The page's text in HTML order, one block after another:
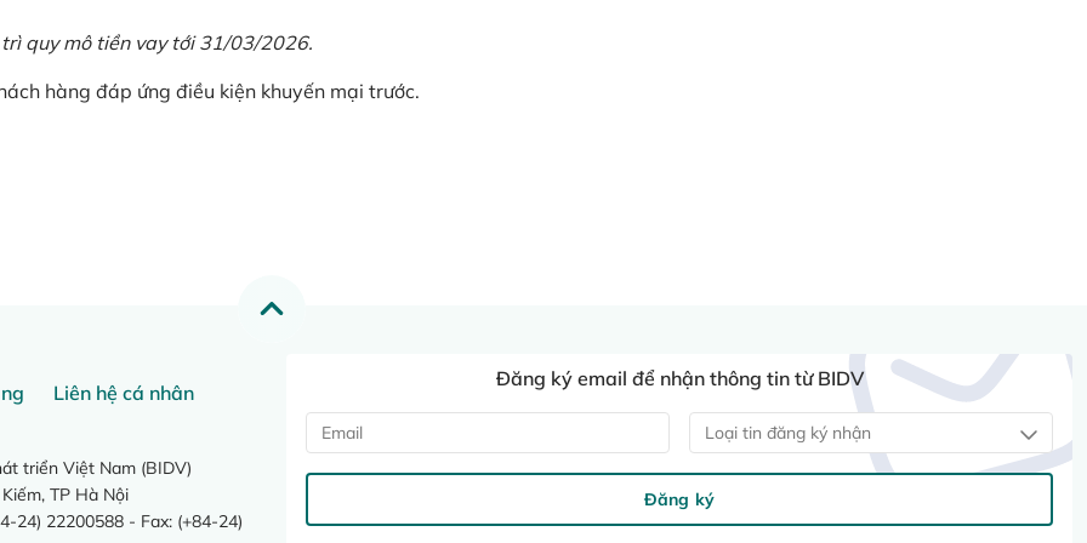
quy mô tiền vay tới 31/03/2026.
hàng đáp ứng điều kiện khuyến mại trước.
Liên hệ cá nhân
triển Việt Nam (BIDV)
TP Hà Nội
24) 22200588 - Fax: (+84-24)
Đăng ký email để nhận thông tin từ BIDV
Loại tin đăng ký nhận
Đăng ký